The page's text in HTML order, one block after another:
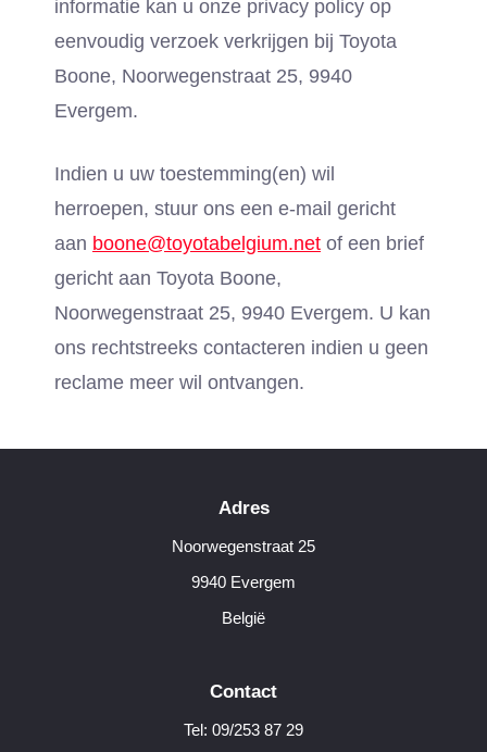
informatie kan u onze privacy policy op
eenvoudig verzoek verkrijgen bij Toyota
Boone, Noorwegenstraat 25, 9940
Evergem.
Indien u uw toestemming(en) wil
herroepen, stuur ons een e-mail gericht
aan boone@toyotabelgium.net of een brief
gericht aan Toyota Boone,
Noorwegenstraat 25, 9940 Evergem. U kan
ons rechtstreeks contacteren indien u geen
reclame meer wil ontvangen.
Adres
Noorwegenstraat 25
9940 Evergem
België
Contact
Tel: 09/253 87 29